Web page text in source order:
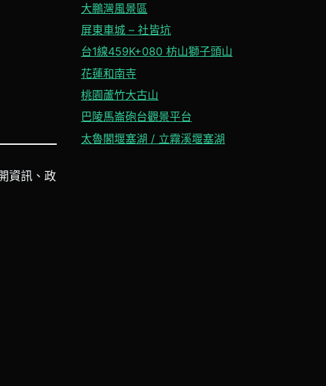
資訊、政
大鵬灣風景區
屏東車城 – 社皆坑
台1線459K+080 枋山獅子頭山
花蓮和南寺
桃園蘆竹大古山
巴陵馬崙砲台觀景平台
太魯閣堰塞湖 / 立霧溪堰塞湖